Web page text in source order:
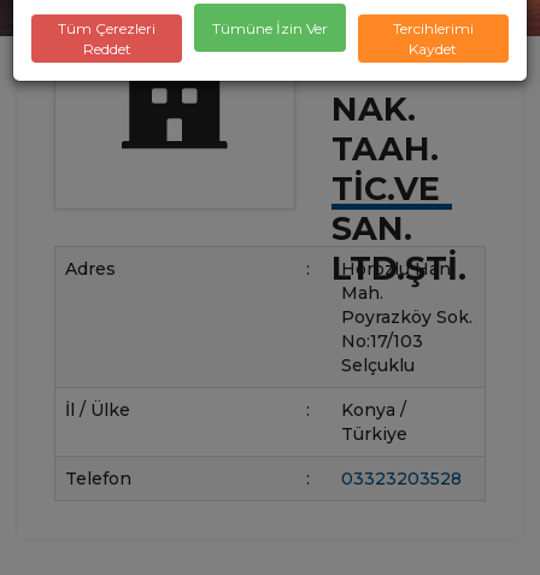
GÖLPAK
OTOM.
NAK.
TAAH.
TIC.VE
SAN.
LTD.ŞTI.
Adres :
Horozlu Han
Mah.
Poyrazköy Sok.
No:17/103
Selçuklu
İl / Ülke :
Konya /
Türkiye
Telefon : 03323203528
Tüm Çerezleri
Reddet
Tümüne İzin Ver
Tercihlerimi
Kaydet